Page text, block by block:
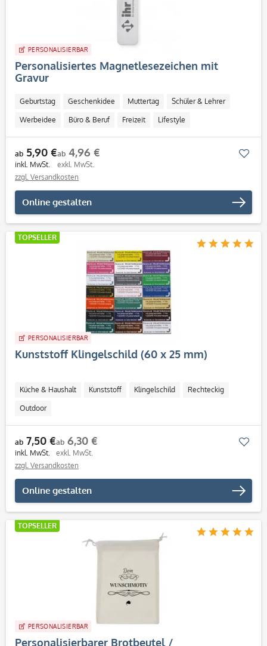
PERSONALISIERBAR
Personalisiertes Magnetlesezeichen mit
Gravur
Geburtstag Geschenkidee Muttertag Schüler & Lehrer
Werbeidee Büro & Beruf Freizeit Lifestyle
Personalisierbar / Onlinegestaltung
ab 5,90 €
inkl. MwSt.
ab 4,96 €
exkl. MwSt.
zzgl. Versandkosten
Online gestalten
TOPSELLER
PERSONALISIERBAR
Kunststoff Klingelschild (60 x 25 mm)
Küche & Haushalt Kunststoff Klingelschild Rechteckig
Outdoor
ab 7,50 €
inkl. MwSt.
ab 6,30 €
exkl. MwSt.
zzgl. Versandkosten
Online gestalten
TOPSELLER
PERSONALISIERBAR
Personalisierbarer Brotbeutel /